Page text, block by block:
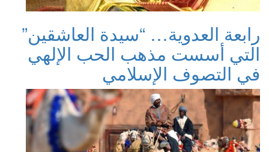
رابعة العدوية… “سيدة العاشقين”
التي أسست مذهب الحب الإلهي
في التصوف الإسلامي